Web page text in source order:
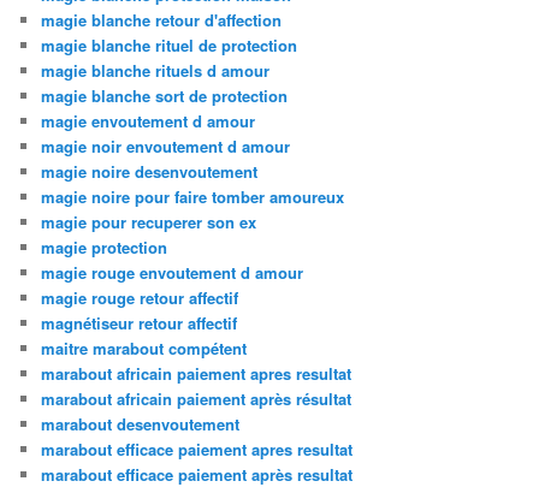
magie blanche retour d'affection
magie blanche rituel de protection
magie blanche rituels d amour
magie blanche sort de protection
magie envoutement d amour
magie noir envoutement d amour
magie noire desenvoutement
magie noire pour faire tomber amoureux
magie pour recuperer son ex
magie protection
magie rouge envoutement d amour
magie rouge retour affectif
magnétiseur retour affectif
maitre marabout compétent
marabout africain paiement apres resultat
marabout africain paiement après résultat
marabout desenvoutement
marabout efficace paiement apres resultat
marabout efficace paiement après resultat